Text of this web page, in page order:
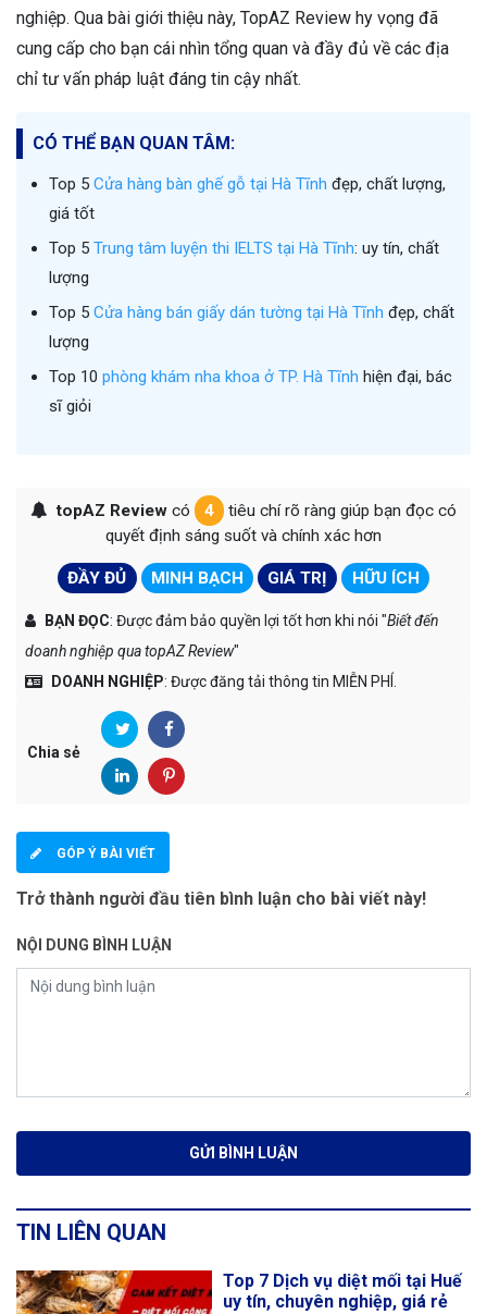
nghiệp. Qua bài giới thiệu này, TopAZ Review hy vọng đã
cung cấp cho bạn cái nhìn tổng quan và đầy đủ về các địa
chỉ tư vấn pháp luật đáng tin cậy nhất.
CÓ THỂ BẠN QUAN TÂM:
Top 5 Cửa hàng bàn ghế gỗ tại Hà Tĩnh đẹp, chất lượng,
giá tốt
Top 5 Trung tâm luyện thi IELTS tại Hà Tĩnh: uy tín, chất
lượng
Top 5 Cửa hàng bán giấy dán tường tại Hà Tĩnh đẹp, chất
lượng
Top 10 phòng khám nha khoa ở TP. Hà Tĩnh hiện đại, bác
sĩ giỏi
topAZ Reviewcó 4
tiêu chí rõ ràng giúp bạn đọc có
quyết định sáng suốt và chính xác hơn
ĐẦY ĐỦ MINH BẠCH GIÁ TRỊ HỮU ÍCH
BẠN ĐỌC: Được đảm bảo quyền lợi tốt hơn khi nói "Biết đến
doanh nghiệp qua topAZ Review"
DOANH NGHIỆP: Được đăng tải thông tin MIỄN PHÍ.
Chia sẻ
GÓP Ý BÀI VIẾT
Trở thành người đầu tiên bình luận cho bài viết này!
NỘI DUNG BÌNH LUẬN
TIN LIÊN QUAN
Top 7 Dịch vụ diệt mối tại Huế
uy tín, chuyên nghiệp, giá rẻ